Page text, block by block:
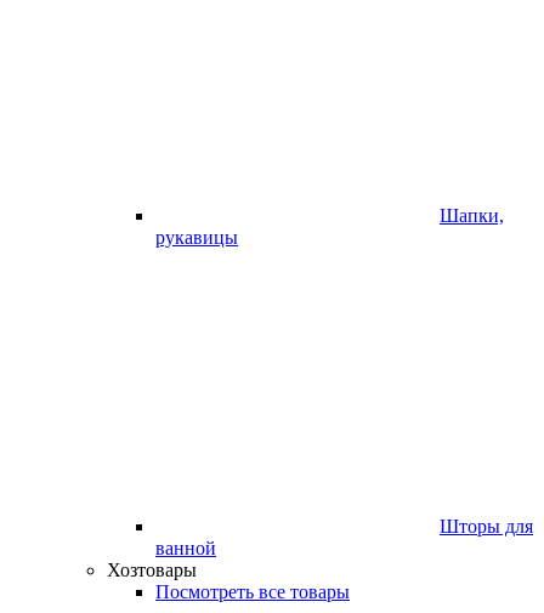
Шапки,
рукавицы
Шторы для
ванной
Хозтовары
Посмотреть все товары